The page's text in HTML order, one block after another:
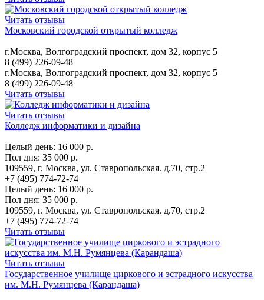
Читать отзывы
Московский городской открытый колледж
г.Москва, Волгоградский проспект, дом 32, корпус 5
8 (499) 226-09-48
г.Москва, Волгоградский проспект, дом 32, корпус 5
8 (499) 226-09-48
Читать отзывы
Читать отзывы
Колледж информатики и дизайна
Целый день: 16 000 р.
Пол дня: 35 000 р.
109559, г. Москва, ул. Ставропольская. д.70, стр.2
+7 (495) 774-72-74
Целый день: 16 000 р.
Пол дня: 35 000 р.
109559, г. Москва, ул. Ставропольская. д.70, стр.2
+7 (495) 774-72-74
Читать отзывы
Читать отзывы
Государственное училище циркового и эстрадного искусства
им. М.Н. Румянцева (Карандаша)